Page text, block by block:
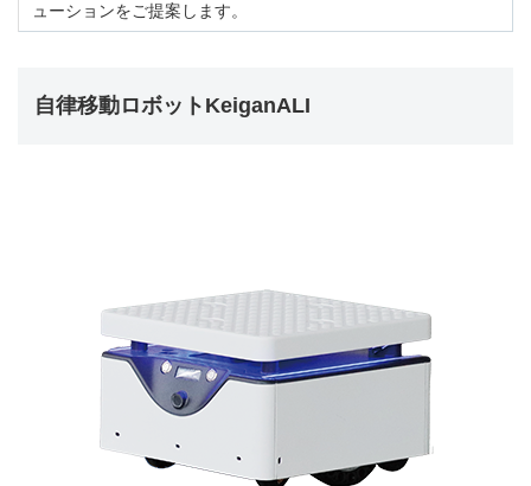
ューションをご提案します。
自律移動ロボットKeiganALI